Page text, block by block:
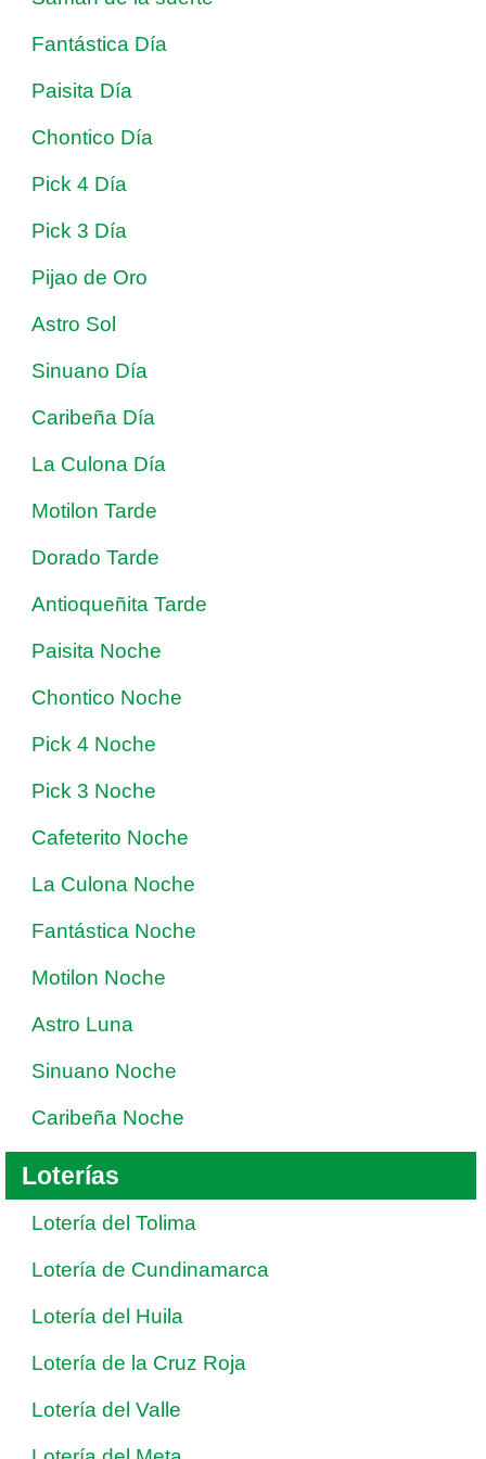
Fantástica Día
Paisita Día
Chontico Día
Pick 4 Día
Pick 3 Día
Pijao de Oro
Astro Sol
Sinuano Día
Caribeña Día
La Culona Día
Motilon Tarde
Dorado Tarde
Antioqueñita Tarde
Paisita Noche
Chontico Noche
Pick 4 Noche
Pick 3 Noche
Cafeterito Noche
La Culona Noche
Fantástica Noche
Motilon Noche
Astro Luna
Sinuano Noche
Caribeña Noche
Loterías
Lotería del Tolima
Lotería de Cundinamarca
Lotería del Huila
Lotería de la Cruz Roja
Lotería del Valle